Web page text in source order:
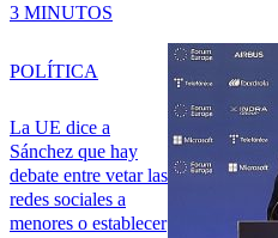
3 MINUTOS
La UE dice a
Sánchez que hay
debate entre vetar las
redes sociales a
menores o establecer
POLÍTICA